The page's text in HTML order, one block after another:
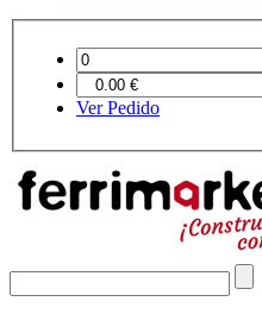
Ver Pedido